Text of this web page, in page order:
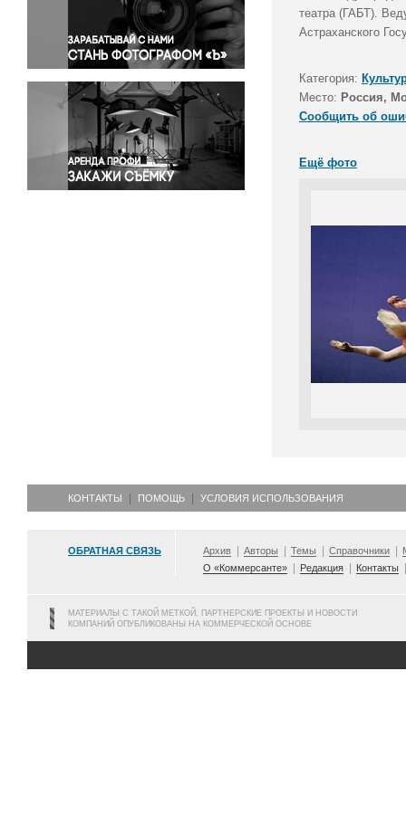
Правосудие
Происшествия и конфликты
Религия
Светская жизнь
Спорт
Экология
Экономика и бизнес
театра (ГАБТ).
Астраханского
Категория:
Место: Россия,
Сообщить об
Ещё фото
КОНТАКТЫ ПОМОЩЬ УСЛОВИЯ ИСПОЛЬЗОВАНИЯ
ОБРАТНАЯ СВЯЗЬ Архив Авторы Темы Справочники
О «Коммерсанте»
Редакция Контакты
МАТЕРИАЛЫ С ТАКОЙ МЕТКОЙ, ПАРТНЕРСКИЕ ПРОЕКТЫ И НОВОСТИ
КОМПАНИЙ ОПУБЛИКОВАНЫ НА КОММЕРЧЕСКОЙ ОСНОВЕ